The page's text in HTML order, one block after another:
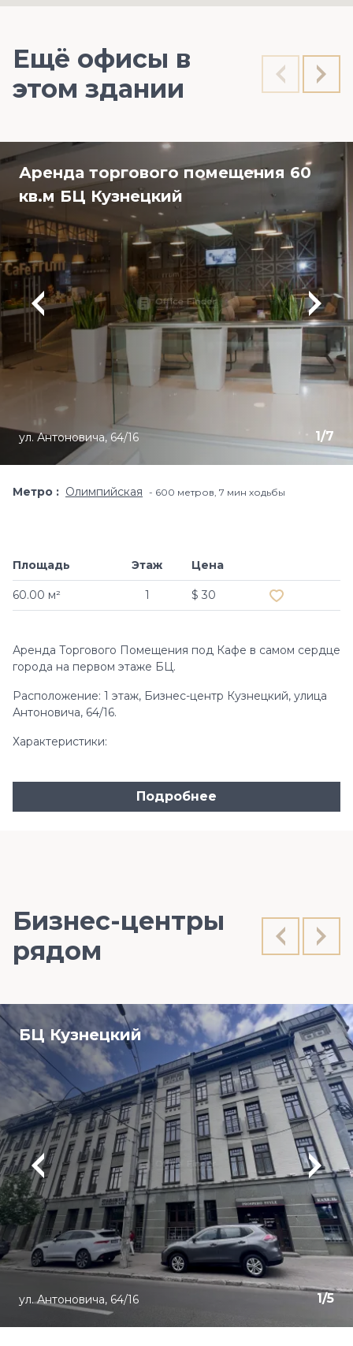
Ещё офисы в
этом здании
Аренда торгового помещения 60
кв.м БЦ Кузнецкий
1/7
ул. Антоновича, 64/16
Метро Олимпийская 600 метров, 7 мин ходьбы
Площадь
60.00 м²
Этаж
1
Цена
$ 30
Аренда Торгового Помещения под Кафе в самом сердце
города на первом этаже БЦ.
Расположение: 1 этаж, Бизнес-центр Кузнецкий, улица
Антоновича, 64/16.
Характеристики:
Подробнее
Бизнес-центры
рядом
БЦ Кузнецкий
1/5
ул. Антоновича, 64/16